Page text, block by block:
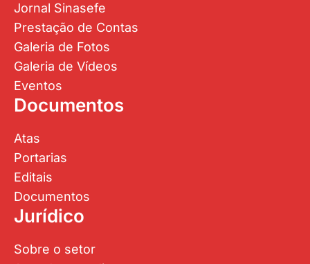
Jornal Sinasefe
Prestação de Contas
Galeria de Fotos
Galeria de Vídeos
Eventos
Documentos
Atas
Portarias
Editais
Documentos
Jurídico
Sobre o setor